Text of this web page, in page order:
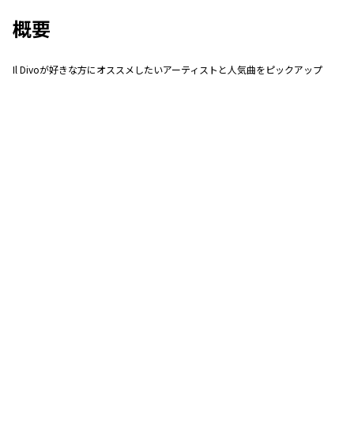
概要
Il Divoが好きな方にオススメしたいアーティストと人気曲をピックアップ